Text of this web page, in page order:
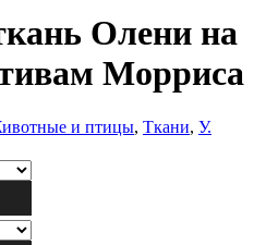
Олени на
Морриса
и птицы, Ткани, У.